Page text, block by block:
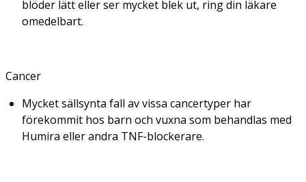
blöder lätt eller ser mycket blek ut, ring din läkare
omedelbart.
Cancer
Mycket sällsynta fall av vissa cancertyper har
förekommit hos barn och vuxna som behandlas med
Humira eller andra TNF-blockerare.